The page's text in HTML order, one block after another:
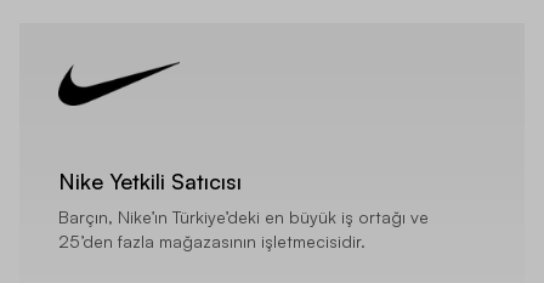
Nike Yetkili Satıcısı
Barçın, Nike’ın Türkiye’deki en büyük iş ortağı ve
25’den fazla mağazasının işletmecisidir.